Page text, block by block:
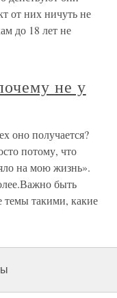
от них ничуть не
до 18 лет не
не у
оно получается?
потому, что
на мою жизнь».
быть
темы такими, какие